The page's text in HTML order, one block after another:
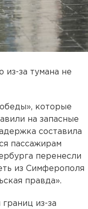
из-за тумана не
которые
на запасные
составила
пассажирам
перенесли
из Симферополя
правда».
из-за